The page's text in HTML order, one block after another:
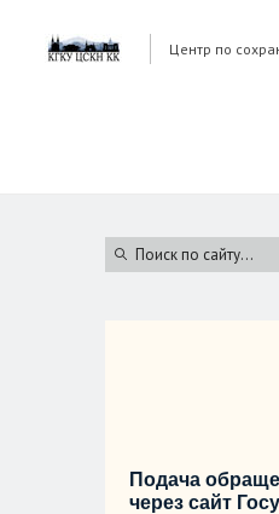
Центр по
Подача
через сайт